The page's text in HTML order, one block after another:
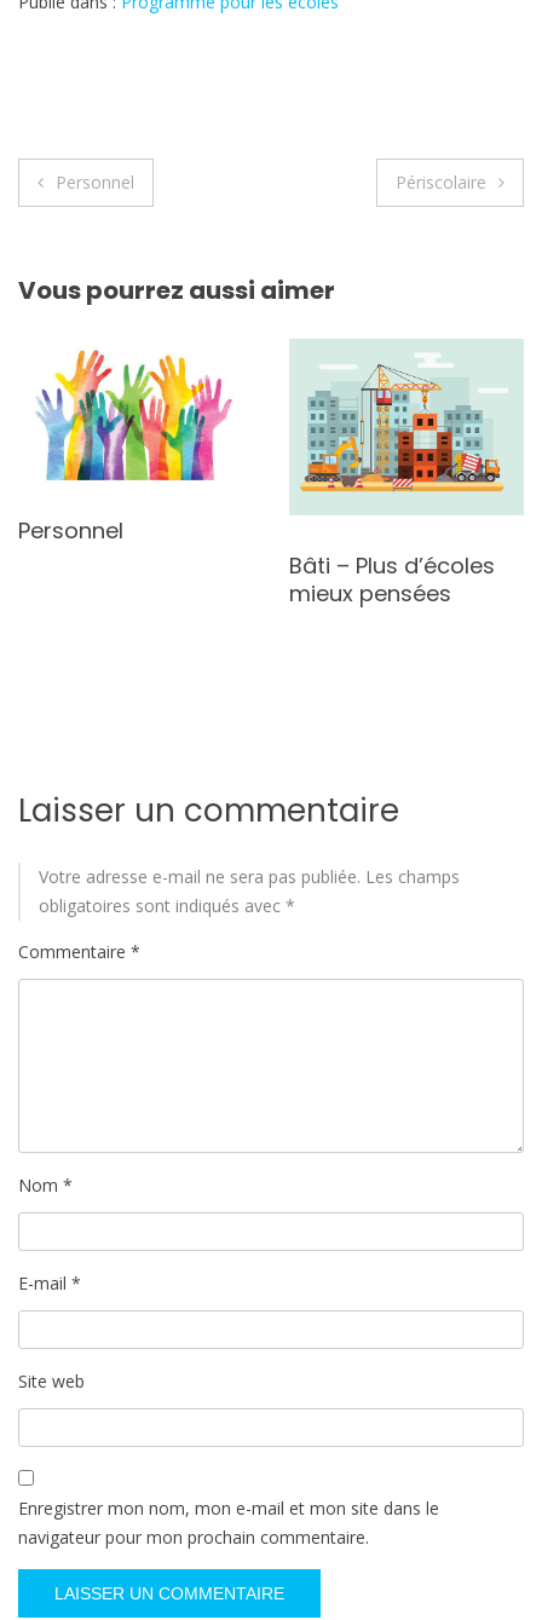
Navigation
l’article
Personnel Périscolaire
Vous pourrez aussi aimer
Personnel
Bâti – Plus d’écoles
mieux pensées
Laisser un commentaire
Votre adresse e-mail ne sera pas publiée. Les champs
obligatoires sont indiqués avec *
Commentaire *
Nom *
E-mail *
Site web
Enregistrer mon nom, mon e-mail et mon site dans le
navigateur pour mon prochain commentaire.